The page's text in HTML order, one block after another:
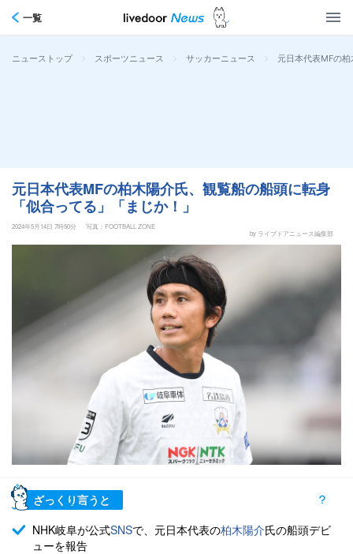
一覧
ニューストップ > スポーツニュース > サッカーニュース > 元日本代表MFの
元日本代表MFの柏木陽介氏、観覧船の船頭に転身
「似合ってる」「まじか！」
2024年5月14日 7時50分
写真：FOOTBALL ZONE
by ライブドアニュース編集部
ざっくり言うと
NHK岐阜が公式SNSで、元日本代表の柏木陽介氏の船頭デビ
ューを報告